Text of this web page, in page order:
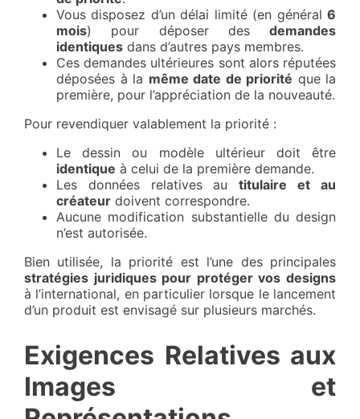
Vous disposez d’un délai limité (en général 6
mois) pour déposer des demandes
identiques dans d’autres pays membres.
Ces demandes ultérieures sont alors réputées
déposées à la même date de priorité que la
première, pour l’appréciation de la nouveauté.
Pour revendiquer valablement la priorité :
Le dessin ou modèle ultérieur doit être
identique à celui de la première demande.
Les données relatives autitulaire et au
créateur doivent correspondre.
Aucune modification substantielle du design
n’est autorisée.
Bien utilisée, la priorité est l’une des principales
stratégies juridiques pour protéger vos designs
à l’international, en particulier lorsque le lancement
d’un produit est envisagé sur plusieurs marchés.
Exigences Relatives aux
Images et